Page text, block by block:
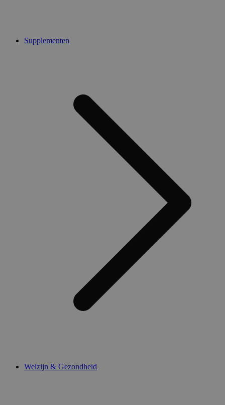
Supplementen
Welzijn & Gezondheid